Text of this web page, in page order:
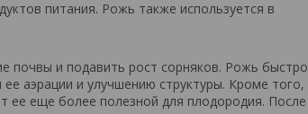
питания. Рожь также используется в
почвы и подавить рост сорняков. Рожь быстро
аэрации и улучшению структуры. Кроме того,
ее еще более полезной для плодородия. После